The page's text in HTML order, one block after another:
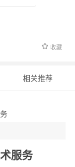
收藏
相关推荐
服务